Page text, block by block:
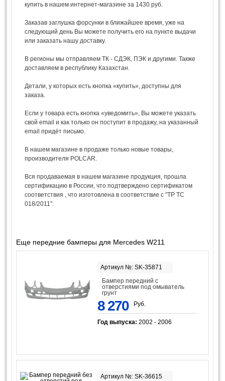
купить в нашем интернет-магазине за 1430 руб.
Заказав заглушка форсунки в ближайшее время, уже на
следующий день Вы можете получить его на пункте выдачи
или заказать нашу доставку.
В регионы мы отправляем ТК - СДЭК, ПЭК и другими. Также
доставляем в республику Казахстан.
Детали, у которых есть кнопка «купить», доступны для
заказа.
Если у товара есть кнопка «уведомить», Вы можете указать
свой email и как только он поступит в продажу, на указанный
email придёт письмо.
В нашем магазине в продаже только новые товары,
производителя POLCAR.
Вся продаваемая в нашем магазине продукция, прошла
сертификацию в России, что подтверждено сертификатом
соответствия , что изготовлена в соответствие с "ТР ТС
018/2011".
Еще передние бамперы для Mercedes W211
Артикул №: SK-35871
Бампер передний с
отверстиями под омыватель
грунт
8 270 Руб.
Год выпуска: 2002 - 2006
Артикул №: SK-36615